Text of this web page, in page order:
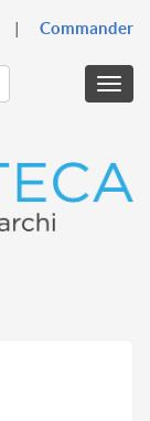
Commander
Menu